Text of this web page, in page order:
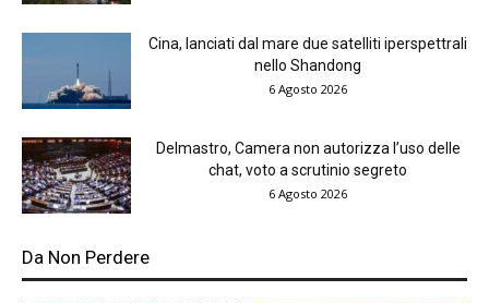
Cina, lanciati dal mare due satelliti iperspettrali
nello Shandong
6 Agosto 2026
Delmastro, Camera non autorizza l’uso delle
chat, voto a scrutinio segreto
6 Agosto 2026
Da Non Perdere